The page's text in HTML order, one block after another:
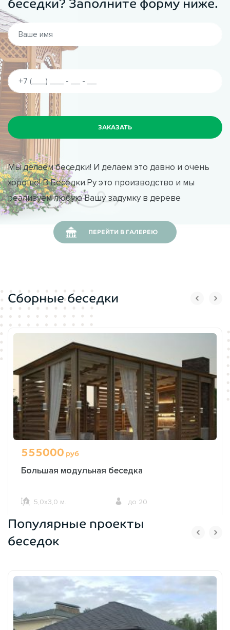
беседки? Заполните форму ниже.
Мы делаем беседки! И делаем это давно и очень
хорошо! В Беседки.Ру это производство и мы
реализуем любую Вашу задумку в дереве
ПЕРЕЙТИ В ГАЛЕРЕЮ
Сборные беседки
555000 руб
Большая модульная беседка
5,0х3,0 м. до 20
ОФОРМИТЬ ЗАКАЗ
Популярные проекты
беседок